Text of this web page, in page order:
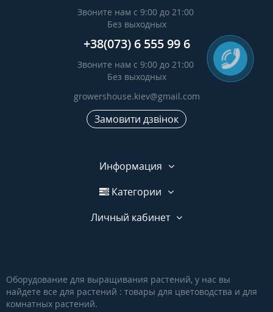
Звоните нам с 9:00 до 21:00
Без выходных
+38(073) 6 555 99 6
Звоните нам с 9:00 до 21:00
Без выходных
growershouse.kiev@gmail.com
Замовити дзвінок
Информация
Категории
Личный кабинет
Оборудование для выращивания растений, у нас вы
найдете все для растений : товары для цветоводства и для
комнатных растений.